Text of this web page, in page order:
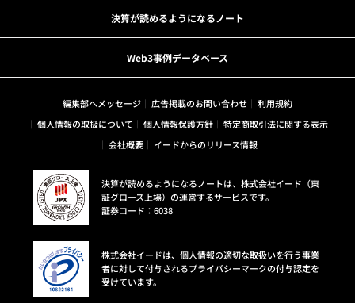
決算が読めるようになるノート
Web3事例データベース
編集部へメッセージ 広告掲載のお問い合わせ
利用規約
個人情報の取扱について
個人情報保護方針
特定商取引法に関する表示
会社概要
イードからのリリース情報
決算が読めるようになるノートは、株式会社イード（東
証グロース上場）の運営するサービスです。
証券コード：6038
株式会社イードは、個人情報の適切な取扱いを行う事業
者に対して付与されるプライバシーマークの付与認定を
受けています。